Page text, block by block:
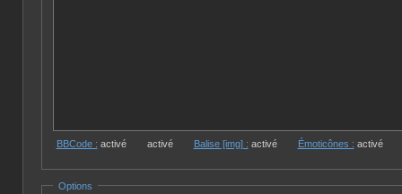
BBCode : activé activé Balise [img] : activé Émoticônes : activé
Options